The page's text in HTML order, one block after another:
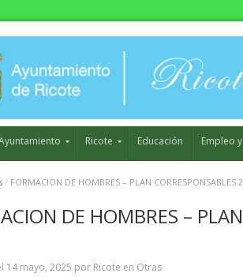
Ricote Educación Empleo
/ FORMACION DE HOMBRES – PLAN CORRESPONSABLES
DE HOMBRES –
14 mayo, 2025 por Ricote en Otras